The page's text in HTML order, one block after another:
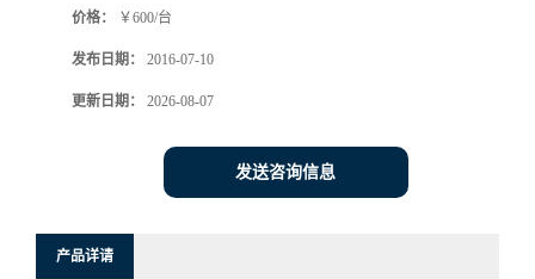
价格： ￥600/台
发布日期： 2016-07-10
更新日期： 2026-08-07
发送咨询信息
产品详请